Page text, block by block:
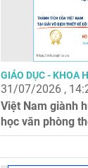
GIÁO DỤC - KHOA
31/07/2026 ,
Việt Nam giành
học văn phòng